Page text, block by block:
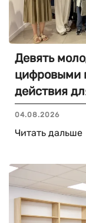
Девять
цифровыми
действия
04.08.2026
Читать дальше